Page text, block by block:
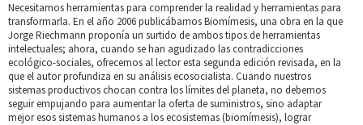
Necesitamos herramientas para comprender la realidad y herramientas para
transformarla. En el año 2006 publicábamos Biomímesis, una obra en la que
Jorge Riechmann proponía un surtido de ambos tipos de herramientas
intelectuales; ahora, cuando se han agudizado las contradicciones
ecológico-sociales, ofrecemos al lector esta segunda edición revisada, en la
que el autor profundiza en su análisis ecosocialista. Cuando nuestros
sistemas productivos chocan contra los límites del planeta, no debemos
seguir empujando para aumentar la oferta de suministros, sino adaptar
mejor esos sistemas humanos a los ecosistemas (biomímesis), lograr